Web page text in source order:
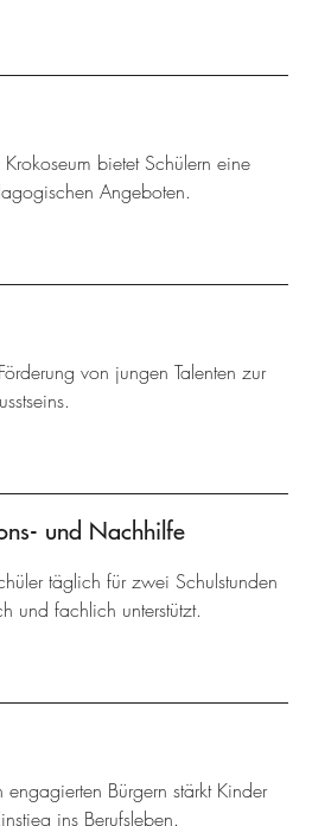
bietet Schülern eine
Angeboten.
von jungen Talenten zur
und Nachhilfe
täglich für zwei Schulstunden
und fachlich unterstützt.
Bürgern stärkt Kinder
ins Berufsleben.